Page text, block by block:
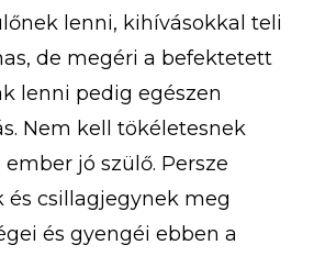
lenni, kihívásokkal teli
de megéri a befektetett
lenni pedig egészen
Nem kell tökéletesnek
ember jó szülő. Persze
csillagjegynek meg
és gyengéi ebben a